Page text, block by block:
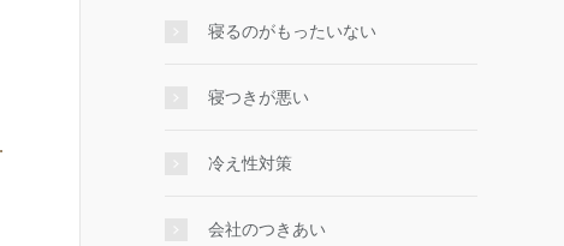
寝るのがもったいない
寝つきが悪い
冷え性対策
会社のつきあい